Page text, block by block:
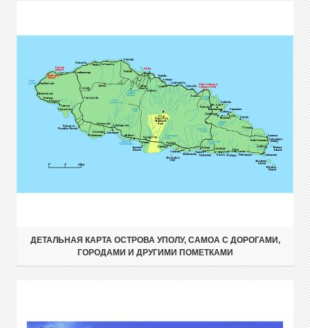
ДЕТАЛЬНАЯ КАРТА ОСТРОВА УПОЛУ, САМОА С ДОРОГАМИ,
ГОРОДАМИ И ДРУГИМИ ПОМЕТКАМИ